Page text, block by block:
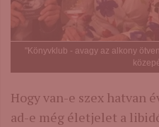
"Könyvklub - avagy az alkony
Hogy van-e szex hatvan
ad-e még életjelet a